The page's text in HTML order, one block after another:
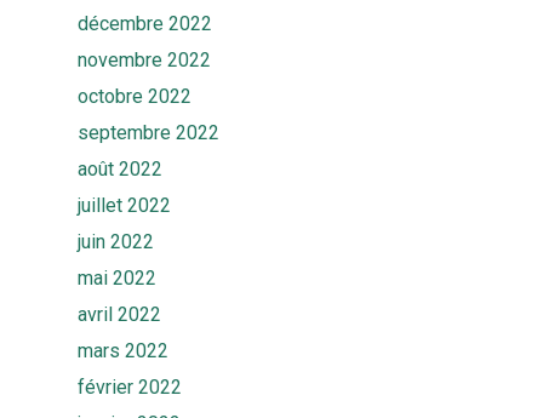
décembre 2022
novembre 2022
octobre 2022
septembre 2022
août 2022
juillet 2022
juin 2022
mai 2022
avril 2022
mars 2022
février 2022